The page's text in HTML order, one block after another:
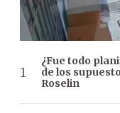
¿Fue todo
de los
Roselin